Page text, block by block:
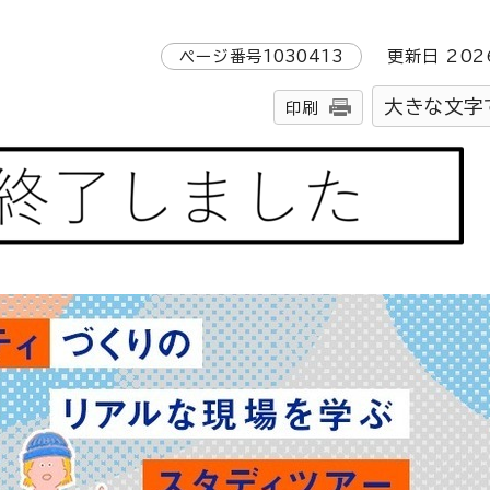
ページ番号1030413 更新日
印刷 大きな文字